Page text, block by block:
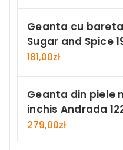
Geanta cu
Sugar and Spice
181,00zł
Geanta din piele
inchis Andrada
279,00zł